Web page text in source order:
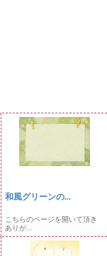
和風グリーンの...
こちらのページを開いて頂き
ありが...